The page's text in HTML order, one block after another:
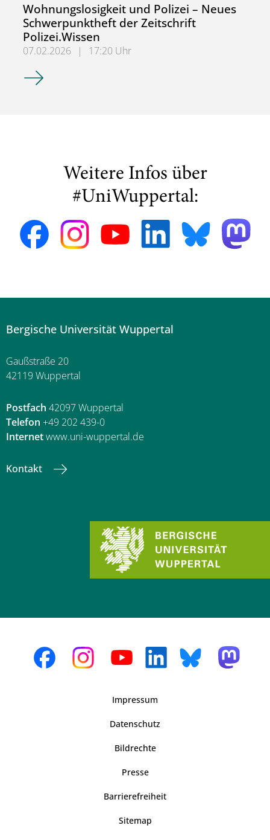
Wohnungslosigkeit und Polizei – Neues
Schwerpunktheft der Zeitschrift
Polizei.Wissen
07.02.2026 |
17:20 Uhr
Wohnungslosigkeit und Polizei – Neues
Weitere Infos über
#UniWuppertal:
Bergische Universität Wuppertal
Gaußstraße 20
42119 Wuppertal
Postfach 42097 Wuppertal
Telefon +49 202 439-0
Internetwww.uni-wuppertal.de
Kontakt
Impressum
Datenschutz
Bildrechte
Presse
Barrierefreiheit
Sitemap